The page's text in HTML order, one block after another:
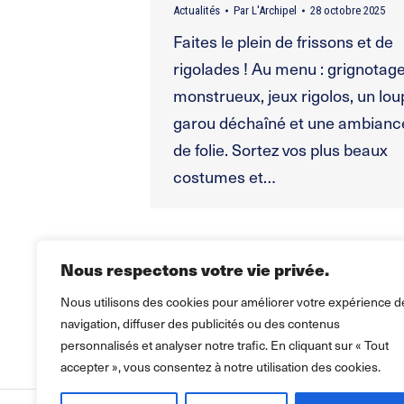
Nous respectons votre vie privée.
Nous utilisons des cookies pour améliorer votre expérience
navigation, diffuser des publicités ou des contenus
personnalisés et analyser notre trafic. En cliquant sur « Tout
accepter », vous consentez à notre utilisation des cookies.
Actualités Par L'Archipel 28 octobre 2025
Faites le plein de frissons et de
rigolades ! Au menu :
monstrueux, jeux rigolos, un
garou déchaîné et une
de folie. Sortez vos plus beaux
costumes et…